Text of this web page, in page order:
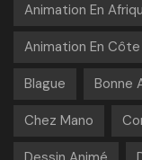
Animation En
Animation En
Blague Bonne
Chez Mano